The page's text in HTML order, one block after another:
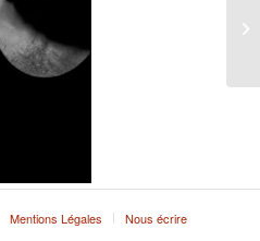
Mentions Légales Nous écrire